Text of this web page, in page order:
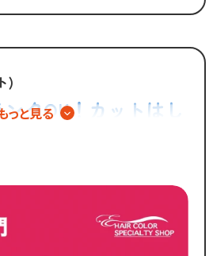
け働きたい」
たを
)
クOK！カットはし
募集！白髪染め専門
っと見る